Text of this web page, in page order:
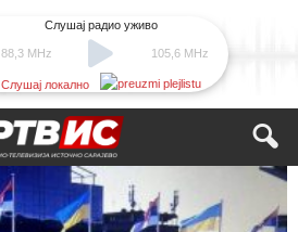
88,3 MHz
Слушај радио уживо
105,6 MHz
Слушај локално